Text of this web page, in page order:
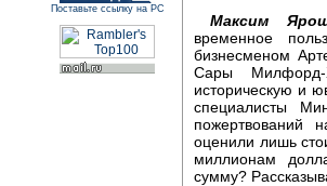
Поставьте ссылку на РС
Максим
временное
бизнесменом
Сары Милфорд-
историческую и
специалисты
пожертвований
оценили лишь
миллионам
сумму?